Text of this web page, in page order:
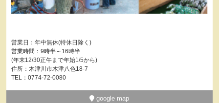
営業日：年中無休(特休日除く)
営業時間：9時半～16時半
(年末12/30正午まで年始1/5から)
住所：木津川市木津八色18-7
TEL：0774-72-0080
google map